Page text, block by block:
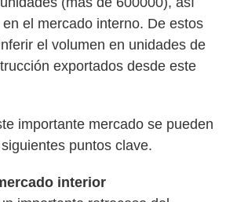
el mercado interno. De estos
el volumen en unidades de
exportados desde este
importante mercado se pueden
puntos clave.
interior